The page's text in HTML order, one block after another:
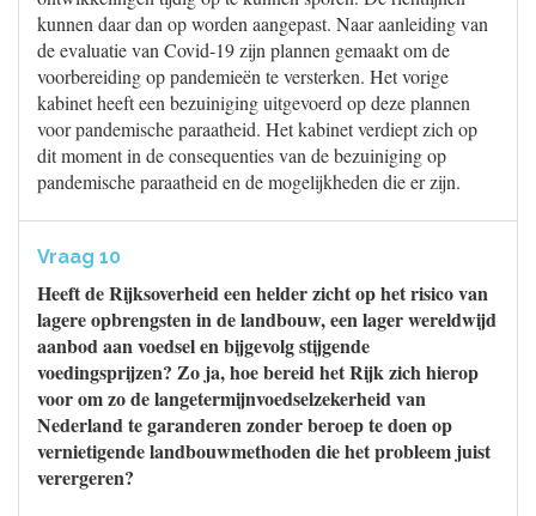
kunnen daar dan op worden aangepast. Naar aanleiding van
de evaluatie van Covid-19 zijn plannen gemaakt om de
voorbereiding op pandemieën te versterken. Het vorige
kabinet heeft een bezuiniging uitgevoerd op deze plannen
voor pandemische paraatheid. Het kabinet verdiept zich op
dit moment in de consequenties van de bezuiniging op
pandemische paraatheid en de mogelijkheden die er zijn.
Vraag 10
Heeft de Rijksoverheid een helder zicht op het risico van
lagere opbrengsten in de landbouw, een lager wereldwijd
aanbod aan voedsel en bijgevolg stijgende
voedingsprijzen? Zo ja, hoe bereid het Rijk zich hierop
voor om zo de langetermijnvoedselzekerheid van
Nederland te garanderen zonder beroep te doen op
vernietigende landbouwmethoden die het probleem juist
verergeren?